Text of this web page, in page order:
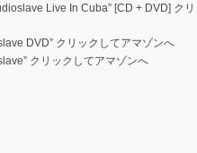
Live In Cuba” [CD + DVD] クリ
DVD” クリックしてアマゾンへ
クリックしてアマゾンへ